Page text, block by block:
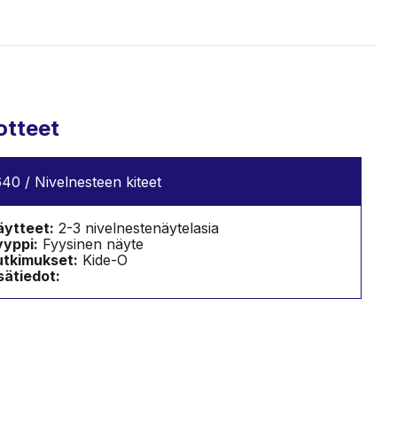
/ Nivelnesteen kiteet
2-3 nivelnestenäytelasia
Fyysinen näyte
Kide-O